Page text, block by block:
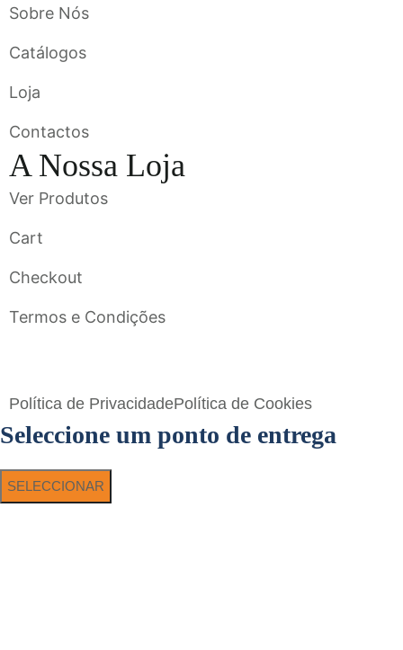
Sobre Nós
Catálogos
Loja
Contactos
A Nossa Loja
Ver Produtos
Cart
Checkout
Termos e Condições
Política de PrivacidadePolítica de Cookies
Seleccione um ponto de entrega
SELECCIONAR